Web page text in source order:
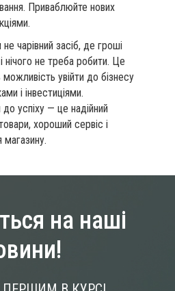
Приваблюйте нових
чарівний засіб, де гроші
нічого не треба робити. Це
увійти до бізнесу
і інвестиціями.
успіху — це надійний
хороший сервіс і
магазину.
на наші